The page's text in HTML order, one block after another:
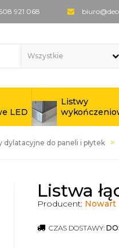
921 068
LED
Listwy
dylatacyjne do paneli i płytek
Listwa
Producent: Nowart
CZAS DOSTAWY: